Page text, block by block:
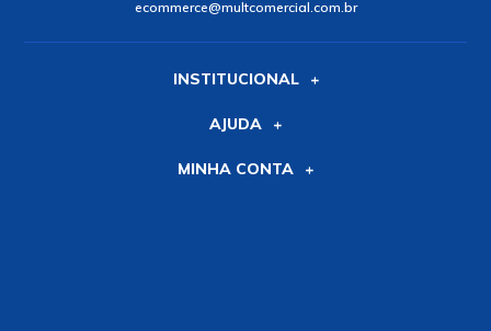
ecommerce@multcomercial.com.br
INSTITUCIONAL
AJUDA
MINHA CONTA